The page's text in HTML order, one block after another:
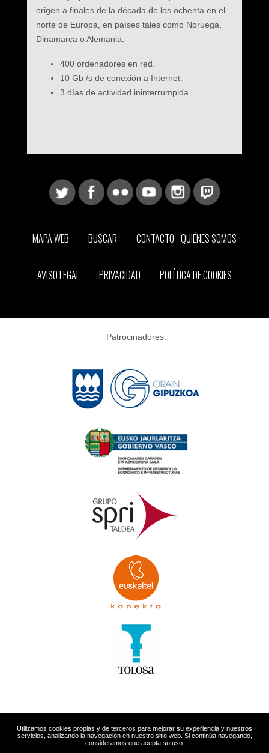
origen a finales de la década de los ochenta en el
norte de Europa, en países tales como Noruega,
Dinamarca o Alemania.
400 ordenadores en red.
10 Gb /s de conexión a Internet.
3 días de actividad ininterrumpida.
MAPA WEB BUSCAR CONTACTO - QUIÉNES SOMOS
AVISO LEGAL PRIVACIDAD POLÍTICA DE COOKIES
Patrocinadores:
Utilizamos cookies propias y de terceros para mejorar su experiencia y nuestros
servicios, analizando la navegación en nuestro sitio web. Si continúa navegando,
consideramos que acepta su uso.